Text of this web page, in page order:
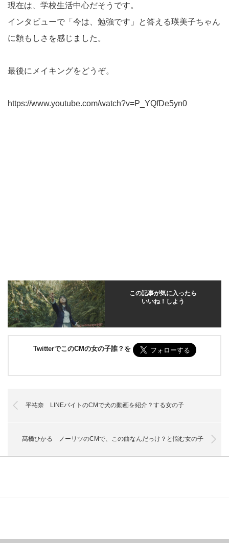
現在は、学校生活中心だそうです。
インタビューで「今は、勉強です」と答える瑛美子ちゃん
に頼もしさを感じました。
最後にメイキングをどうぞ。
https://www.youtube.com/watch?v=P_YQfDe5yn0
この記事が気に入ったら
いいね！しよう
TwitterでこのCMの女の子誰？を
平祐奈 LINEバイトのCMで犬の動画を紹介？する女の子
髙橋ひかる ノーリツのCMで、この曲なんだっけ？と悩む女の子